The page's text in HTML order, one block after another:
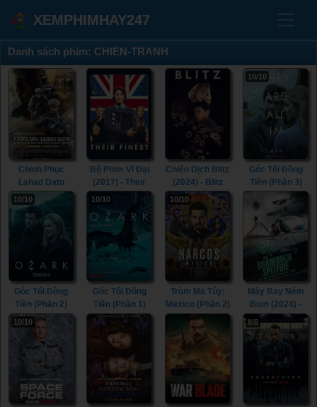
XEMPHIMHAY247
Danh sách phim: CHIEN-TRANH
Chinh Phục
Lahad Datu
(2024) -
Conquer: Lahad
Datu (2024)
Bộ Phim Vĩ Đại
(2017) - Their
Finest (2017)
Chiến Dịch Blitz
(2024) - Blitz
(2024)
10/10
Góc Tối Đồng
Tiền (Phần 3)
(2020) - Ozark
(Season 3)
(2020)
10/10
Góc Tối Đồng
Tiền (Phần 2)
(2018) - Ozark
(Season 2)
(2018)
10/10
Góc Tối Đồng
Tiền (Phần 1)
(2017) - Ozark
(Season 1)
(2017)
10/10
Trùm Ma Túy:
Mexico (Phần 2)
(2020) - Narcos:
Mexico (Season
2) (2020)
Máy Bay Ném
Bom (2024) -
The Shamrock
Spitfire (2024)
10/10 8/8